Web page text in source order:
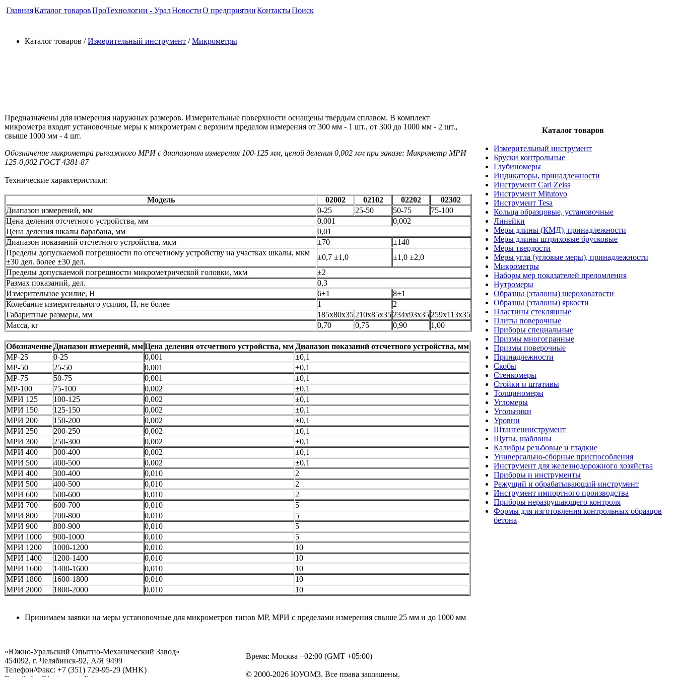
ГлавнаяКаталог товаровПроТехнологии - УралНовостиО предприятииКонтактыПоиск
Каталог товаров /Измерительный инструмент /Микрометры
Предназначены для измерения наружных размеров. Измерительные поверхности оснащены твердым сплавом. В комплект
микрометра входят установочные меры к микрометрам с верхним пределом измерения от 300 мм - 1 шт., от 300 до 1000 мм - 2 шт.,
свыше 1000 мм - 4 шт.
Обозначение микрометра рычажного МРИ c диапазоном измерения 100-125 мм, ценой деления 0,002 мм при заказе: Микрометр МРИ
125-0,002 ГОСТ 4381-87
Технические характеристики:
Модель 02002 02102 02202
02302
Диапазон измерений, мм
0-25 25-50 50-75
75-100
Цена деления отсчетного устройства, мм
0,001
0,002
Цена деления шкалы барабана, мм
0,01
Диапазон показаний отсчетного устройства, мкм
±70
±140
Пределы допускаемой погрешности по отсчетному устройству на участках шкалы, мкм
±30 дел. более ±30 дел.
±0,7 ±1,0
±1,0 ±2,0
Пределы допускаемой погрешности микрометрической головки, мкм
±2
Размах показаний, дел.
0,3
Измерительное усилие, Н
6±1
8±1
Колебание измерительного усилия, Н, не более
1
2
Габаритные размеры, мм
185х80х35 210х85х35 234х93х35 259х113х35
Масса, кг
0,70 0,75 0,90 1,00
Обозначение Диапазон измерений, ммЦена деления отсчетного устройства, мм Диапазон показаний отсчетного устройства, мм
МР-25
0-25 0,001
±0,1
МР-50
25-50 0,001
±0,1
МР-75
50-75 0,001
±0,1
МР-100
75-100 0,002
±0,1
МРИ 125
100-125 0,002
±0,1
МРИ 150
125-150 0,002
±0,1
МРИ 200
150-200 0,002
±0,1
МРИ 250
200-250 0,002
±0,1
МРИ 300
250-300 0,002
±0,1
МРИ 400
300-400 0,002
±0,1
МРИ 500
400-500 0,002
±0,1
МРИ 400
300-400 0,010
2
МРИ 500
400-500 0,010
2
МРИ 600
500-600 0,010
2
МРИ 700
600-700 0,010
5
МРИ 800
700-800 0,010
5
МРИ 900
800-900 0,010
5
МРИ 1000
900-1000 0,010
5
МРИ 1200
1000-1200 0,010
10
МРИ 1400
1200-1400 0,010
10
МРИ 1600
1400-1600 0,010
10
МРИ 1800
1600-1800 0,010
10
МРИ 2000
1800-2000 0,010 10
Принимаем заявки на меры установочные для микрометров типов МР, МРИ с пределами измерения свыше 25 мм и до 1000 мм
Каталог товаров
Измерительный инструмент
Бруски контрольные
Глубиномеры
Индикаторы, принадлежности
Инструмент Carl Zeiss
Инструмент Mitutoyo
Инструмент Tesa
Кольца образцовые, установочные
Линейки
Меры длины (КМД), принадлежности
Меры длины штриховые брусковые
Меры твердости
Меры угла (угловые меры), принадлежности
Микрометры
Наборы мер показателей преломления
Нутромеры
Образцы (эталоны) шероховатости
Образцы (эталоны) яркости
Пластины стеклянные
Плиты поверочные
Приборы специальные
Призмы многогранные
Призмы поверочные
Принадлежности
Скобы
Стенкомеры
Стойки и штативы
Толщиномеры
Угломеры
Угольники
Уровни
Штангенинструмент
Щупы, шаблоны
Калибры резьбовые и гладкие
Универсально-сборные приспособления
Инструмент для железнодорожного хозяйства
Приборы и инструменты
Режущий и обрабатывающий инструмент
Инструмент импортного производства
Приборы неразрушающего контроля
Формы для изготовления контрольных образцов
бетона
«Южно-Уральский Опытно-Механический Завод»
454092, г. Челябинск-92, А/Я 9499
Телефон/Факс: +7 (351) 729-95-29 (MHK)
Время: Москва +02:00 (GMT +05:00)
© 2000-2026 ЮУОМЗ. Все права защищены.